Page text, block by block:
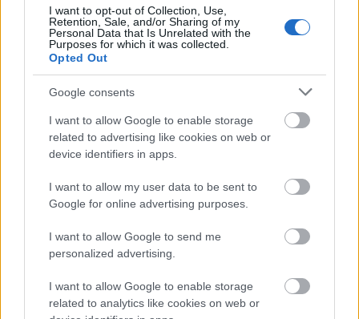
I want to opt-out of Collection, Use,
Retention, Sale, and/or Sharing of my
Personal Data that Is Unrelated with the
Purposes for which it was collected.
Opted Out
Google consents
I want to allow Google to enable storage
related to advertising like cookies on web or
device identifiers in apps.
I want to allow my user data to be sent to
Google for online advertising purposes.
I want to allow Google to send me
personalized advertising.
I want to allow Google to enable storage
related to analytics like cookies on web or
έγκυρακαιέγκαιραγια να
τηνπρόσληψη ή τον διορισμό.
Κάθε χρόνο περισσότεροι από 10.000
υποψήφιοι εμπιστεύονται το Proson.gr
για την αίτηση τους!
Δήλωσε ενδιαφέρον
ΑΣΕΠ: Πιστοποίηση Αγγλικών σε
μόνο 2 ημέρες στα χέρια σας